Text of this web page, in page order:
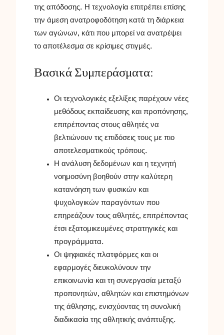
της απόδοσης. Η τεχνολογία επιτρέπει επίσης
την άμεση ανατροφοδότηση κατά τη διάρκεια
των αγώνων, κάτι που μπορεί να ανατρέψει
το αποτέλεσμα σε κρίσιμες στιγμές.
Βασικά Συμπεράσματα:
Οι τεχνολογικές εξελίξεις παρέχουν νέες
μεθόδους εκπαίδευσης και προπόνησης,
επιτρέποντας στους αθλητές να
βελτιώνουν τις επιδόσεις τους με πιο
αποτελεσματικούς τρόπους.
Η ανάλυση δεδομένων και η τεχνητή
νοημοσύνη βοηθούν στην καλύτερη
κατανόηση των φυσικών και
ψυχολογικών παραγόντων που
επηρεάζουν τους αθλητές, επιτρέποντας
έτσι εξατομικευμένες στρατηγικές και
προγράμματα.
Οι ψηφιακές πλατφόρμες και οι
εφαρμογές διευκολύνουν την
επικοινωνία και τη συνεργασία μεταξύ
προπονητών, αθλητών και επιστημόνων
της άθλησης, ενισχύοντας τη συνολική
διαδικασία της αθλητικής ανάπτυξης.